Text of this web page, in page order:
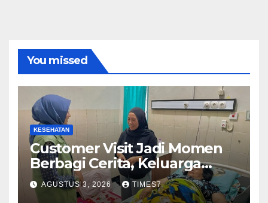
You missed
KESEHATAN
Customer Visit Jadi Momen
Berbagi Cerita, Keluarga
Nurhayati Rasakan Manfaat
NyataProgram JKN
AGUSTUS 3, 2026 TIMES7